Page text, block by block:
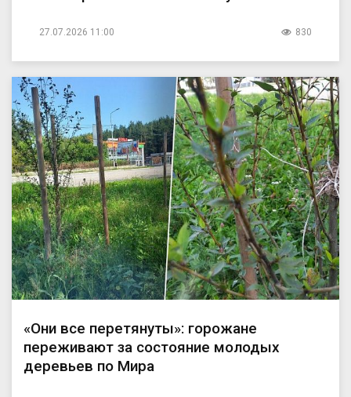
27.07.2026 11:00 830
«Они все перетянуты»: горожане
переживают за состояние молодых
деревьев по Мира